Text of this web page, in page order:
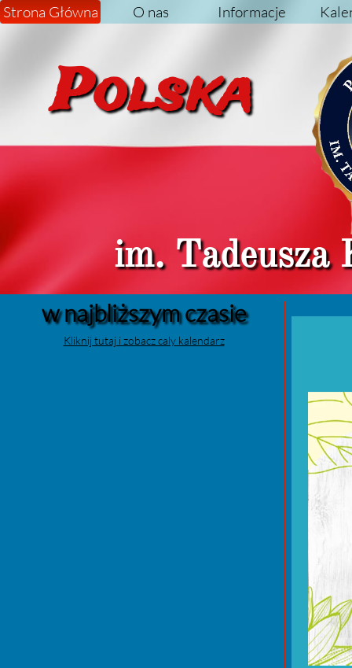
im. Tadeusza
w najbliższym czasie
Kliknij tutaj i zobacz caly kalendarz
Strona Główna O nas Informacje